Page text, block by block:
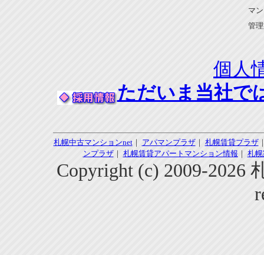
マ
管
個人
ただいま当社で
札幌中古マンションnet｜ アパマンプラザ｜ 札幌賃貸プラザ
ンプラザ｜ 札幌賃貸アパートマンション情報 ｜ 札
Copyright (c) 2009-2026